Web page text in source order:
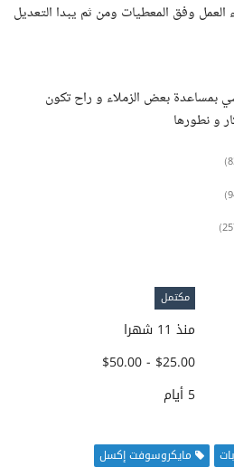
العمل وفق المعطيات ومن ثم يبدا التعديل
بمساعدة بعض الزملاء و راح تكون
و نطورها
مكتمل
منذ 11 شهرا
$25.00 - $50.00
5 أيام
مايكروسوفت إكسل